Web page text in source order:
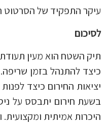
עיקר התפקיד של הסרטוט
לסיכום
תיק השטח הוא מעין
כיצד להתנהל בזמן
יציאות החירום כיצד
בשעת חירום יתבסס על
היכרות אמיתית